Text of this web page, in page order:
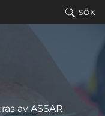
SÖK
av ASSAR